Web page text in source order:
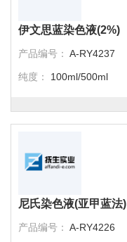
伊文思蓝染色液(2%)
产品编号： A-RY4237
纯度： 100ml/500ml
尼氏染色液(亚甲蓝法)
产品编号： A-RY4226